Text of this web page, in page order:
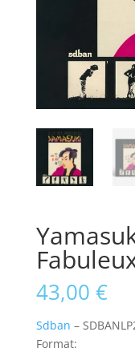
43,00 €
Sdban ‎–
Format: